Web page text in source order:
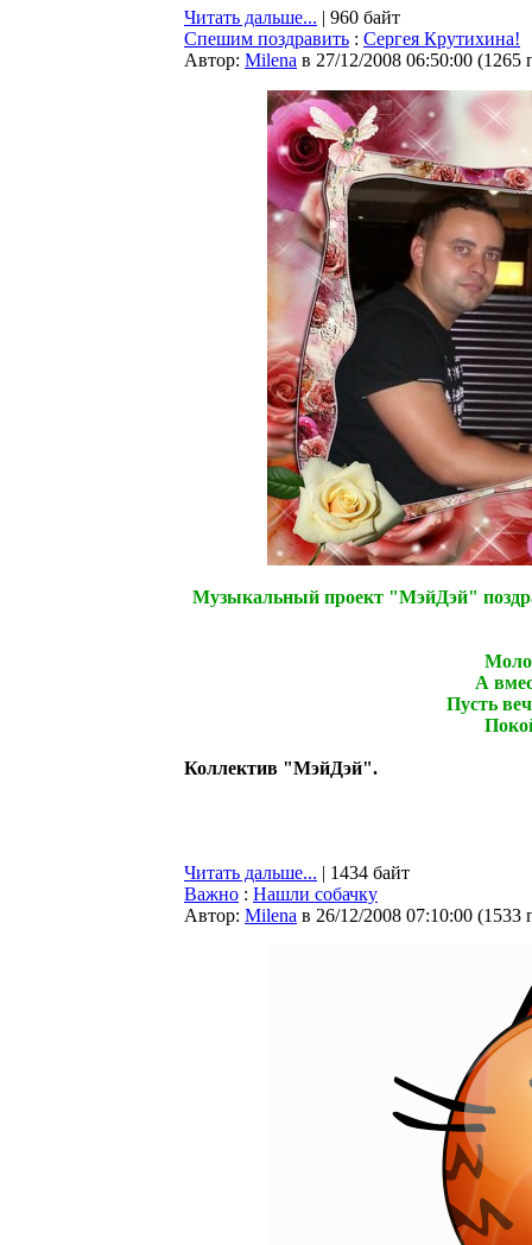
Читать дальше... | 960 байт
Спешим поздравить : Сергея Крутихина!
Автор: Milena в 27/12/2008 06:50:00 (1265
Музыкальный проект "МэйДэй"
А
Пусть
Коллектив "МэйДэй".
Читать дальше... | 1434 байт
Важно : Нашли собачку
Автор: Milena в 26/12/2008 07:10:00 (1533